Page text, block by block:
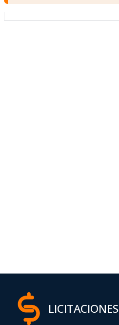
LICITACIONES